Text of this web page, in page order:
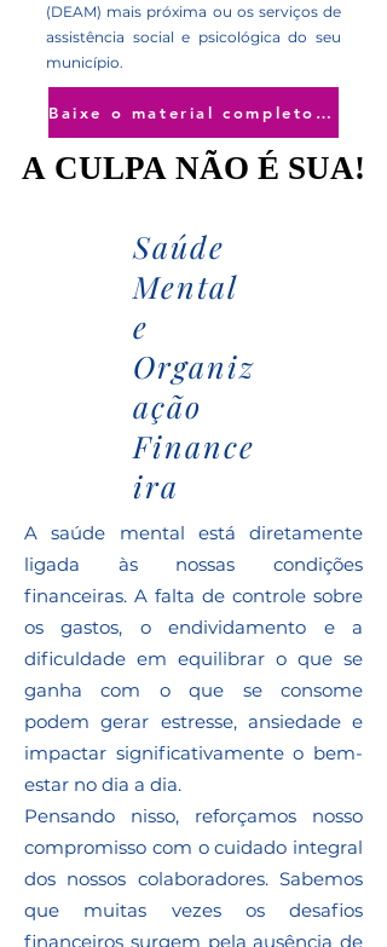
(DEAM) mais próxima ou os serviços de
assistência social e psicológica do seu
município.
Baixe o material completo de Agosto Lilás
A CULPA NÃO É SUA!
A CULPA NÃO É SUA!
Saúde
Mental
e
Organiz
ação
Finance
ira
A saúde mental está diretamente
ligada às nossas condições
financeiras. A falta de controle sobre
os gastos, o endividamento e a
dificuldade em equilibrar o que se
ganha com o que se consome
podem gerar estresse, ansiedade e
impactar significativamente o bem-
estar no dia a dia.
Pensando nisso, reforçamos nosso
compromisso com o cuidado integral
dos nossos colaboradores. Sabemos
que muitas vezes os desafios
financeiros surgem pela ausência de